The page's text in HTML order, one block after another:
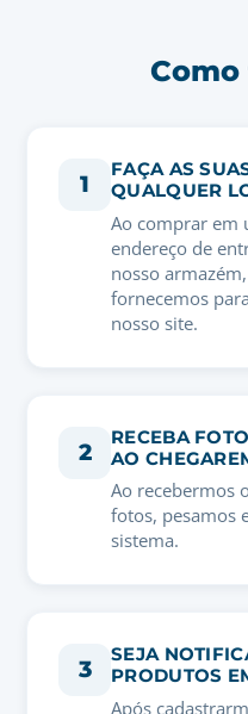
1
FAÇA AS
QUALQUER
Ao comprar em
endereço de
nosso
fornecemos
nosso site.
2
RECEBA
AO
Ao recebermos
fotos, pesamos
sistema.
3
SEJA
PRODUTOS
Após